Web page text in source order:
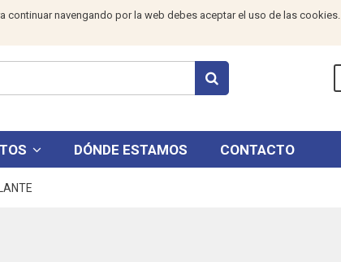
continuar navengando por la web debes aceptar el uso de las cookies.
DÓNDE ESTAMOS CONTACTO